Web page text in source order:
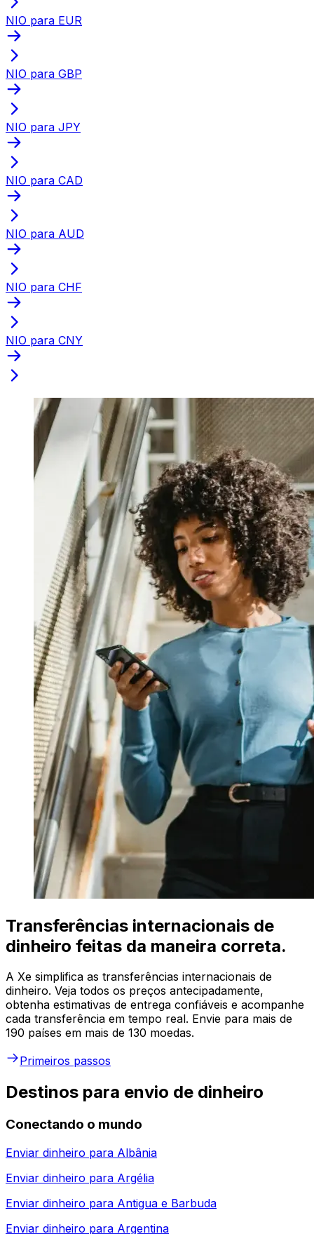
NIO para EUR
NIO para GBP
NIO para JPY
NIO para CAD
NIO para AUD
NIO para CHF
NIO para CNY
Transferências internacionais de
dinheiro feitas da maneira correta.
A Xe simplifica as transferências internacionais de
dinheiro. Veja todos os preços antecipadamente,
obtenha estimativas de entrega confiáveis e acompanhe
cada transferência em tempo real. Envie para mais de
190 países em mais de 130 moedas.
Primeiros passos
Destinos para envio de dinheiro
Conectando o mundo
Enviar dinheiro para Albânia
Enviar dinheiro para Argélia
Enviar dinheiro para Antigua e Barbuda
Enviar dinheiro para Argentina